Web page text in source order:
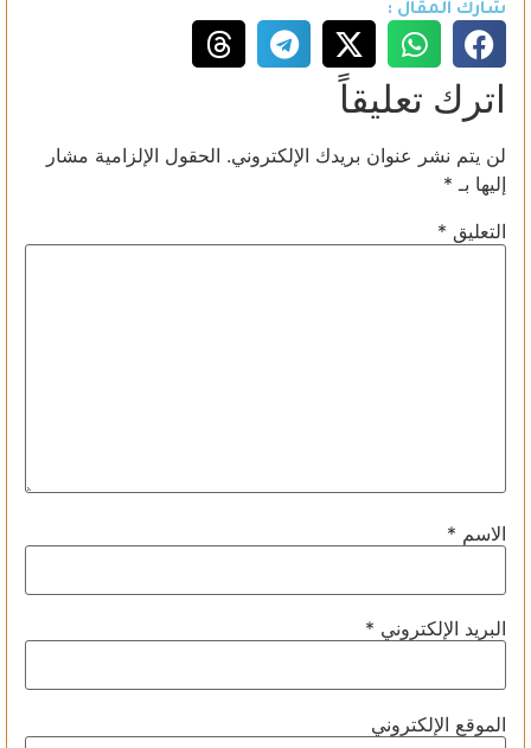
شارك المقال :
اترك تعليقاً
لن يتم نشر عنوان بريدك الإلكتروني. الحقول الإلزامية مشار
إليها بـ *
التعليق *
الاسم *
البريد الإلكتروني *
الموقع الإلكتروني